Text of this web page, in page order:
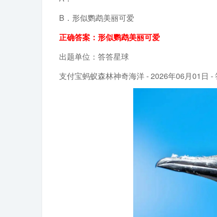
B．形似鹦鹉美丽可爱
正确答案：形似鹦鹉美丽可爱
出题单位：答答星球
支付宝蚂蚁森林神奇海洋 - 2026年06月01日 -